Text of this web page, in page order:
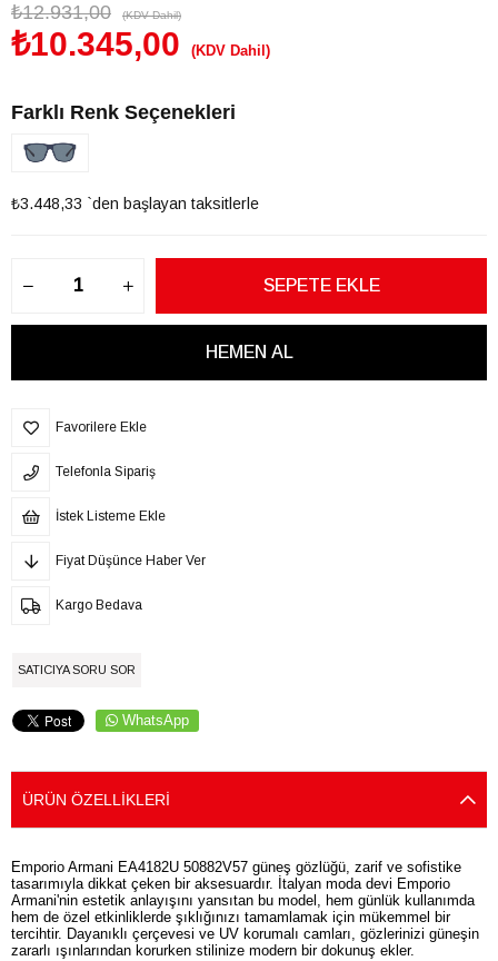
₺12.931,00 (KDV Dahil)
₺10.345,00 (KDV Dahil)
Farklı Renk Seçenekleri
₺3.448,33 `den başlayan taksitlerle
Favorilere Ekle
Telefonla Sipariş
İstek Listeme Ekle
Fiyat Düşünce Haber Ver
Kargo Bedava
SATICIYA SORU SOR
WhatsApp
ÜRÜN ÖZELLIKLERI
Emporio Armani EA4182U 50882V57 güneş gözlüğü, zarif ve sofistike
tasarımıyla dikkat çeken bir aksesuardır. İtalyan moda devi Emporio
Armani'nin estetik anlayışını yansıtan bu model, hem günlük kullanımda
hem de özel etkinliklerde şıklığınızı tamamlamak için mükemmel bir
tercihtir. Dayanıklı çerçevesi ve UV korumalı camları, gözlerinizi güneşin
zararlı ışınlarından korurken stilinize modern bir dokunuş ekler.